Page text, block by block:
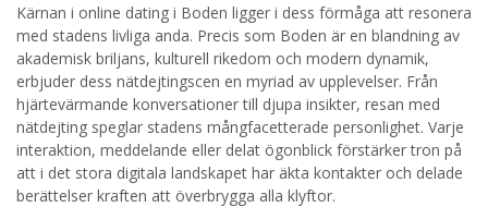
Genom att registrera godkänner jag Villkoren
och
Sekretesspolicyn. Jag godkänner att ta emot information och
reklam via e-post från hemsidans operatörer. Jag kan dra
tillbaka godkännande när jag vill.
STARTA NU!
Kärnan i online dating i Boden ligger i dess förmåga att resonera
med stadens livliga anda. Precis som Boden är en blandning av
akademisk briljans, kulturell rikedom och modern dynamik,
erbjuder dess nätdejtingscen en myriad av upplevelser. Från
hjärtevärmande konversationer till djupa insikter, resan med
nätdejting speglar stadens mångfacetterade personlighet. Varje
interaktion, meddelande eller delat ögonblick förstärker tron på
att i det stora digitala landskapet har äkta kontakter och delade
berättelser kraften att överbrygga alla klyftor.